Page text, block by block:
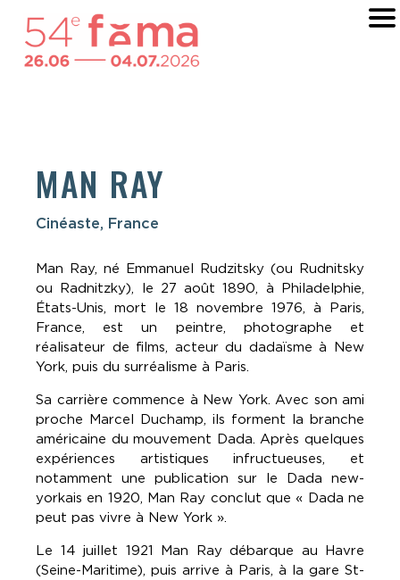
MAN RAY
Cinéaste, France
Man Ray, né Emmanuel Rudzitsky (ou Rudnitsky
ou Radnitzky), le 27 août 1890, à Philadelphie,
États-Unis, mort le 18 novembre 1976, à Paris,
France, est un peintre, photographe et
réalisateur de films, acteur du dadaïsme à New
York, puis du surréalisme à Paris.
Sa carrière commence à New York. Avec son ami
proche Marcel Duchamp, ils forment la branche
américaine du mouvement Dada. Après quelques
expériences artistiques infructueuses, et
notamment une publication sur le Dada new-
yorkais en 1920, Man Ray conclut que « Dada ne
peut pas vivre à New York ».
Le 14 juillet 1921 Man Ray débarque au Havre
(Seine-Maritime), puis arrive à Paris, à la gare St-